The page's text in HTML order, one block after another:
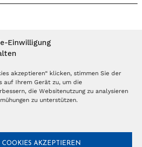
Einwilligung
akzeptieren“ klicken, stimmen Sie der
auf Ihrem Gerät zu, um die
die Websitenutzung zu analysieren
zu unterstützen.
AKZEPTIEREN
// info@tlvg.ch// +41 31 300 30 85 //
GmbH // Frohbergweg 1 - CH-3012 Bern //
//Impressum